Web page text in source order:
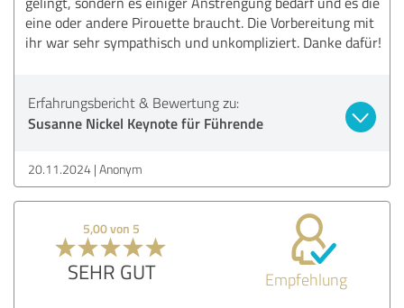
eine oder andere Pirouette braucht. Die Vorbereitung mit
ihr war sehr sympathisch und unkompliziert. Danke dafür!
Erfahrungsbericht & Bewertung zu:
Susanne Nickel Keynote für Führende
20.11.2024 Anonym
5,00 von 5
SEHR GUT Empfehlung